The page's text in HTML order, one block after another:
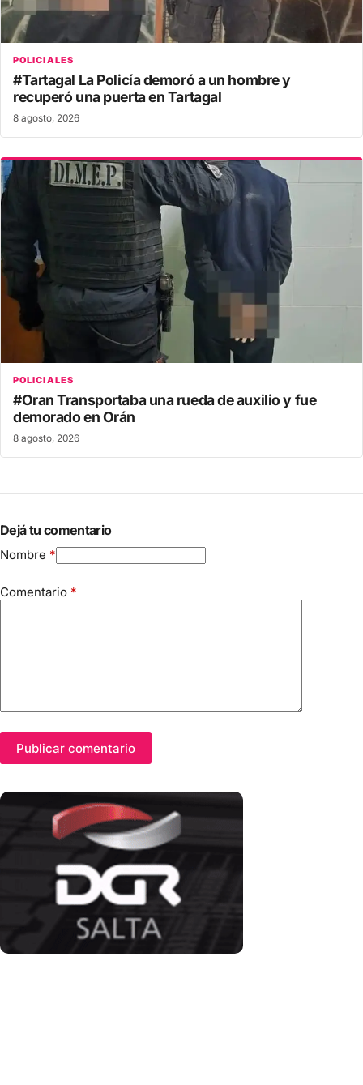
POLICIALES
#Tartagal La Policía demoró a un hombre y
recuperó una puerta en Tartagal
8 agosto, 2026
POLICIALES
#Oran Transportaba una rueda de auxilio y fue
demorado en Orán
8 agosto, 2026
Dejá tu comentario
Nombre *
Comentario *
Publicar comentario